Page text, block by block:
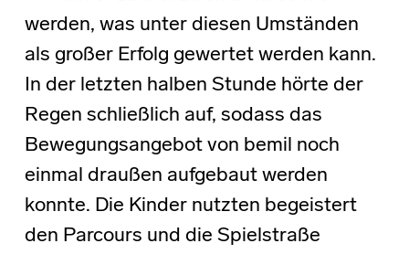
werden, was unter diesen Umständen
als großer Erfolg gewertet werden kann.
In der letzten halben Stunde hörte der
Regen schließlich auf, sodass das
Bewegungsangebot von bemil noch
einmal draußen aufgebaut werden
konnte. Die Kinder nutzten begeistert
den Parcours und die Spielstraße